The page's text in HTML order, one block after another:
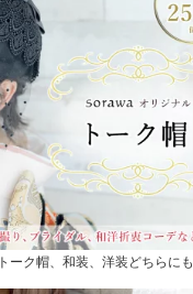
ーク帽、和装、洋装どちらにも